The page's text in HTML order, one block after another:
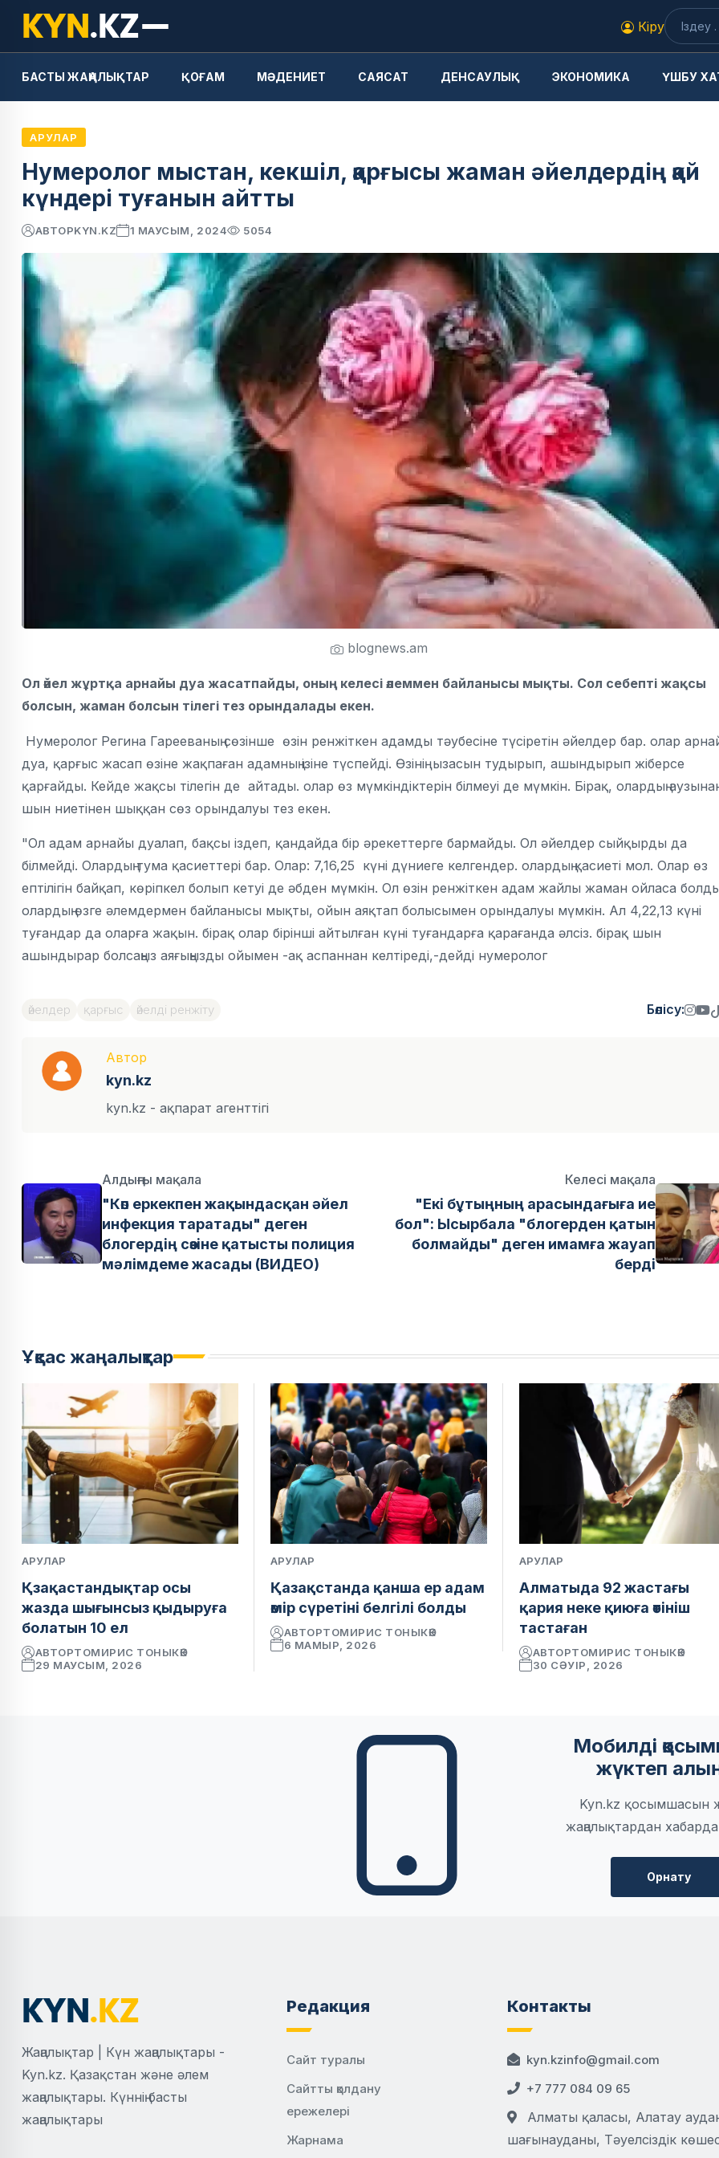
Кіру
БАСТЫ ЖАҢАЛЫҚТАР ҚОҒАМ МӘДЕНИЕТ САЯСАТ ДЕНСАУЛЫҚ ЭКОНОМИКА ҮШБУ
АРУЛАР
Нумеролог мыстан, кекшіл, қарғысы жаман әйелдердің қай
күндері туғанын айтты
АВТОРKYN.KZ 1 МАУСЫМ, 2024 5054
blognews.am
Ол әйел жұртқа арнайы дуа жасатпайды, оның келесі әлеммен байланысы мықты. Сол себепті жақсы
болсын, жаман болсын тілегі тез орындалады екен.
Нумеролог Регина Гарееваның сөзінше өзін ренжіткен адамды тәубесіне түсіретін әйелдер бар. олар
дуа, қарғыс жасап өзіне жақпаған адамның ізіне түспейді. Өзінің ызасын тудырып, ашындырып жіберсе
қарғайды. Кейде жақсы тілегін де айтады. олар өз мүмкіндіктерін білмеуі де мүмкін. Бірақ, олардың
шын ниетінен шыққан сөз орындалуы тез екен.
"Ол адам арнайы дуалап, бақсы іздеп, қандайда бір әрекеттерге бармайды. Ол әйелдер сыйқырды да
білмейді. Олардың тума қасиеттері бар. Олар: 7,16,25 күні дүниеге келгендер. олардың қасиеті мол. Олар өз
ептілігін байқап, көріпкел болып кетуі де әбден мүмкін. Ол өзін ренжіткен адам жайлы жаман ойласа
олардың өзге әлемдермен байланысы мықты, ойын аяқтап болысымен орындалуы мүмкін. Ал 4,22,13 күні
туғандар да оларға жақын. бірақ олар бірінші айтылған күні туғандарға қарағанда әлсіз. бірақ шын
ашындырар болсаңыз аяғыңызды ойымен -ақ аспаннан келтіреді,-дейді нумеролог
әйелдер қарғыс әйелді ренжіту Бөлісу:
Автор
kyn.kz
kyn.kz - ақпарат агенттігі
Алдыңғы мақала
"Көп еркекпен жақындасқан әйел
инфекция таратады" деген
блогердің сөзіне қатысты полиция
мәлімдеме жасады (ВИДЕО)
Келесі мақала
"Екі бұтыңның арасындағыға ие
бол": Ысырбала "блогерден қатын
болмайды" деген имамға жауап
берді
Ұқсас жаңалықтар
АРУЛАР
Қзақастандықтар осы
жазда шығынсыз қыдыруға
болатын 10 ел
АВТОРТОМИРИС ТОНЫКӨК
29 МАУСЫМ, 2026
АРУЛАР
Қазақстанда қанша ер адам
өмір сүретіні белгілі болды
АВТОРТОМИРИС ТОНЫКӨК
6 МАМЫР, 2026
АРУЛАР
Алматыда 92 жастағы
қария неке қиюға өтініш
тастаған
АВТОРТОМИРИС ТОНЫКӨК
30 СӘУІР, 2026
Мобилді
жүктеп
Kyn.kz қосымшасын
жаңалықтардан
Орнату
Жаңалықтар | Күн жаңалықтары -
Kyn.kz. Қазақстан және әлем
жаңалықтары. Күннің басты
жаңалықтары
Редакция
Сайт туралы
Сайтты қолдану
ережелері
Жарнама
Контакты
kyn.kzinfo@gmail.com
+7 777 084 09 65
Алматы қаласы, Алатау
шағынауданы, Тәуелсіздік